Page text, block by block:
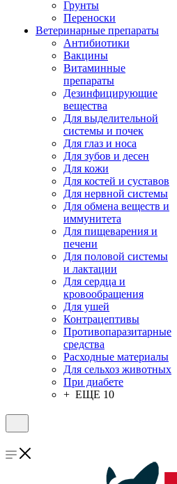
Грунты
Переноски
Ветеринарные препараты
Антибиотики
Вакцины
Витаминные
препараты
Дезинфицирующие
вещества
Для выделительной
системы и почек
Для глаз и носа
Для зубов и десен
Для кожи
Для костей и суставов
Для нервной системы
Для обмена веществ и
иммунитета
Для пищеварения и
печени
Для половой системы
и лактации
Для сердца и
кровообращения
Для ушей
Контрацептивы
Противопаразитарные
средства
Расходные материалы
Для сельхоз животных
При диабете
+ ЕЩЕ 10